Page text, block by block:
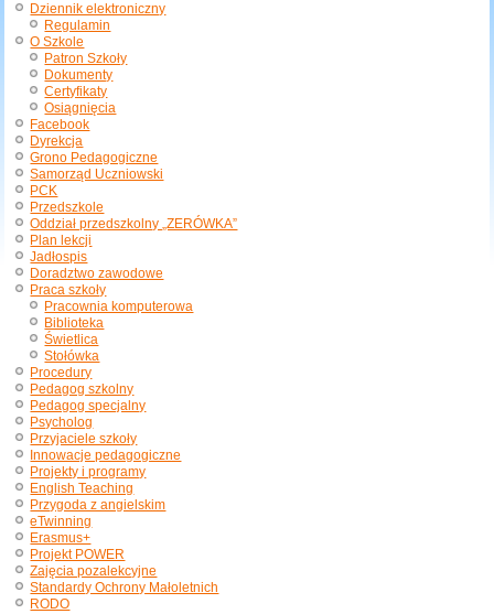
Dziennik elektroniczny
Regulamin
O Szkole
Patron Szkoły
Dokumenty
Certyfikaty
Osiągnięcia
Facebook
Dyrekcja
Grono Pedagogiczne
Samorząd Uczniowski
PCK
Przedszkole
Oddział przedszkolny „ZERÓWKA”
Plan lekcji
Jadłospis
Doradztwo zawodowe
Praca szkoły
Pracownia komputerowa
Biblioteka
Świetlica
Stołówka
Procedury
Pedagog szkolny
Pedagog specjalny
Psycholog
Przyjaciele szkoły
Innowacje pedagogiczne
Projekty i programy
English Teaching
Przygoda z angielskim
eTwinning
Erasmus+
Projekt POWER
Zajęcia pozalekcyjne
Standardy Ochrony Małoletnich
RODO